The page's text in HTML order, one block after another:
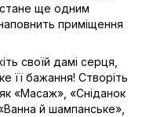
ще одним
приміщення
своїй дамі серця,
її бажання! Створіть
«Масаж», «Сніданок
й шампанське»,